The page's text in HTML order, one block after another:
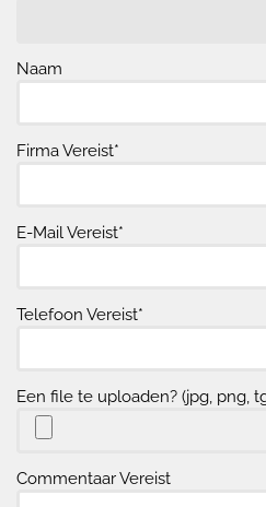
Naam
Firma Vereist*
E-Mail Vereist*
Telefoon Vereist*
Een file te uploaden? (jpg, png,
Commentaar Vereist